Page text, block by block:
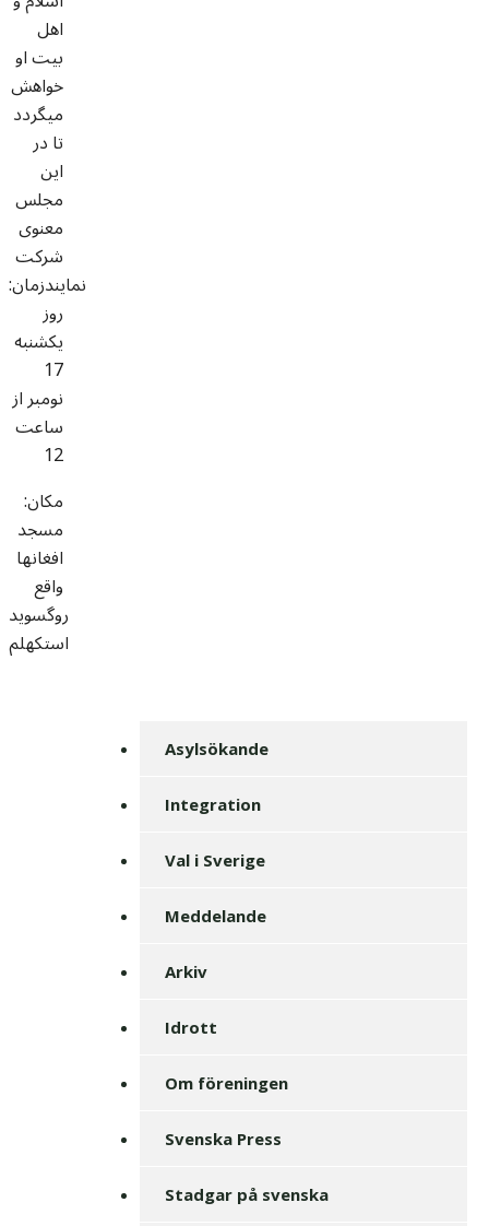
اهل
بیت او
خواهش
میگردد
تا در
این
مجلس
معنوی
شرکت
نمایندزمان:
روز
یکشنبه
17
نومبر از
ساعت
12
مکان:
مسجد
افغانها
واقع
روگسوید
استکهلم
Asylsökande
Integration
Val i Sverige
Meddelande
Arkiv
Idrott
Om föreningen
Svenska Press
Stadgar på svenska